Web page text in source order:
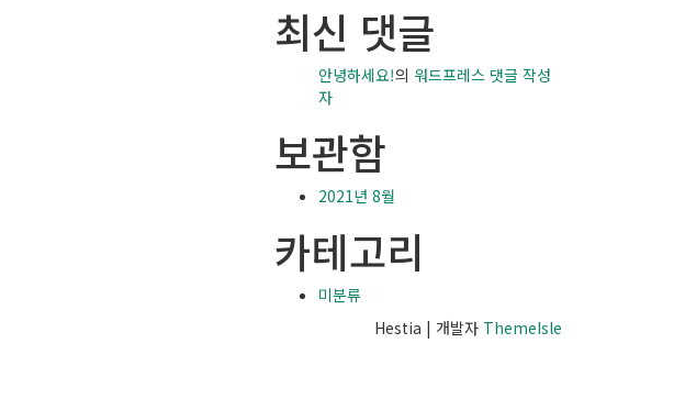
최신 댓글
안녕하세요!의 워드프레스 댓글 작성
자
보관함
2021년 8월
카테고리
미분류
Hestia | 개발자 ThemeIsle